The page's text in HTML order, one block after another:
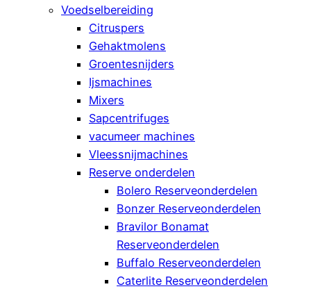
Voedselbereiding
Citruspers
Gehaktmolens
Groentesnijders
Ijsmachines
Mixers
Sapcentrifuges
vacumeer machines
Vleessnijmachines
Reserve onderdelen
Bolero Reserveonderdelen
Bonzer Reserveonderdelen
Bravilor Bonamat
Reserveonderdelen
Buffalo Reserveonderdelen
Caterlite Reserveonderdelen